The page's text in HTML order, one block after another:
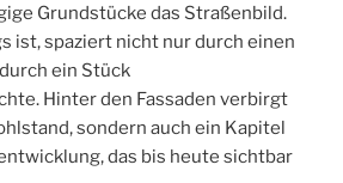
Grundstücke das Straßenbild.
ist, spaziert nicht nur durch einen
ein Stück
Hinter den Fassaden verbirgt
sondern auch ein Kapitel
das bis heute sichtbar